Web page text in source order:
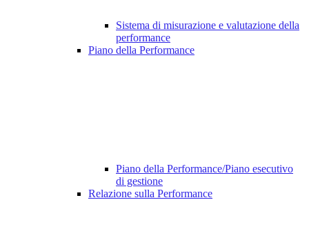
Sistema di misurazione e valutazione della
performance
Piano della Performance
Piano della Performance/Piano esecutivo
di gestione
Relazione sulla Performance